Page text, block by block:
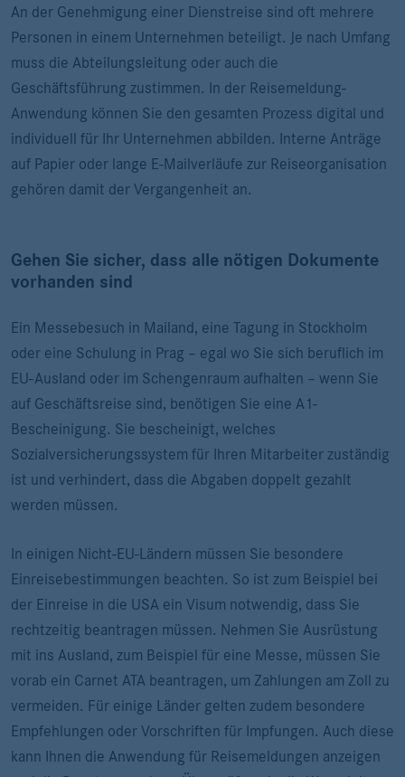
An der Genehmigung einer Dienstreise sind oft mehrere
Personen in einem Unternehmen beteiligt. Je nach Umfang
muss die Abteilungsleitung oder auch die
Geschäftsführung zustimmen. In der Reisemeldung-
Anwendung können Sie den gesamten Prozess digital und
individuell für Ihr Unternehmen abbilden. Interne Anträge
auf Papier oder lange E-Mailverläufe zur Reiseorganisation
gehören damit der Vergangenheit an.
Gehen Sie sicher, dass alle nötigen Dokumente
vorhanden sind
Ein Messebesuch in Mailand, eine Tagung in Stockholm
oder eine Schulung in Prag – egal wo Sie sich beruflich im
EU-Ausland oder im Schengenraum aufhalten – wenn Sie
auf Geschäftsreise sind, benötigen Sie eine A1-
Bescheinigung. Sie bescheinigt, welches
Sozialversicherungssystem für Ihren Mitarbeiter zuständig
ist und verhindert, dass die Abgaben doppelt gezahlt
werden müssen.
In einigen Nicht-EU-Ländern müssen Sie besondere
Einreisebestimmungen beachten. So ist zum Beispiel bei
der Einreise in die USA ein Visum notwendig, dass Sie
rechtzeitig beantragen müssen. Nehmen Sie Ausrüstung
mit ins Ausland, zum Beispiel für eine Messe, müssen Sie
vorab ein Carnet ATA beantragen, um Zahlungen am Zoll zu
vermeiden. Für einige Länder gelten zudem besondere
Empfehlungen oder Vorschriften für Impfungen. Auch diese
kann Ihnen die Anwendung für Reisemeldungen anzeigen